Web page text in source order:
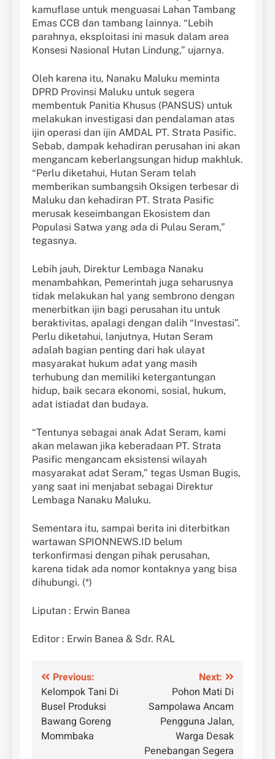
kamuflase untuk menguasai Lahan Tambang
Emas CCB dan tambang lainnya. “Lebih
parahnya, eksploitasi ini masuk dalam area
Konsesi Nasional Hutan Lindung,” ujarnya.
Oleh karena itu, Nanaku Maluku meminta
DPRD Provinsi Maluku untuk segera
membentuk Panitia Khusus (PANSUS) untuk
melakukan investigasi dan pendalaman atas
ijin operasi dan ijin AMDAL PT. Strata Pasific.
Sebab, dampak kehadiran perusahan ini akan
mengancam keberlangsungan hidup makhluk.
“Perlu diketahui, Hutan Seram telah
memberikan sumbangsih Oksigen terbesar di
Maluku dan kehadiran PT. Strata Pasific
merusak keseimbangan Ekosistem dan
Populasi Satwa yang ada di Pulau Seram,”
tegasnya.
Lebih jauh, Direktur Lembaga Nanaku
menambahkan, Pemerintah juga seharusnya
tidak melakukan hal yang sembrono dengan
menerbitkan ijin bagi perusahan itu untuk
beraktivitas, apalagi dengan dalih “Investasi”.
Perlu diketahui, lanjutnya, Hutan Seram
adalah bagian penting dari hak ulayat
masyarakat hukum adat yang masih
terhubung dan memiliki ketergantungan
hidup, baik secara ekonomi, sosial, hukum,
adat istiadat dan budaya.
“Tentunya sebagai anak Adat Seram, kami
akan melawan jika keberadaan PT. Strata
Pasific mengancam eksistensi wilayah
masyarakat adat Seram,” tegas Usman Bugis,
yang saat ini menjabat sebagai Direktur
Lembaga Nanaku Maluku.
Sementara itu, sampai berita ini diterbitkan
wartawan SPIONNEWS.ID belum
terkonfirmasi dengan pihak perusahan,
karena tidak ada nomor kontaknya yang bisa
dihubungi. (*)
Liputan : Erwin Banea
Editor : Erwin Banea & Sdr. RAL
Navigasi
pos
Previous:
Kelompok Tani Di
Busel Produksi
Bawang Goreng
Mommbaka
Next:
Pohon Mati Di
Sampolawa Ancam
Pengguna Jalan,
Warga Desak
Penebangan Segera